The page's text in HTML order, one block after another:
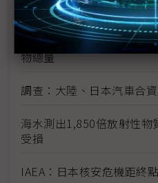
學者：日本核電站問題
宮城縣震後損失上兆日
物總量
調查：大陸、日本汽車合
海水測出1,850倍放射性
受損
IAEA：日本核安危機距終